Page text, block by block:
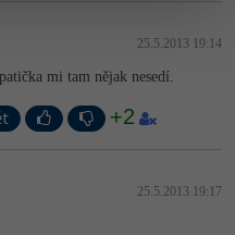
25.5.2013 19:14
mi tam nějak nesedí.
+2
25.5.2013 19:17